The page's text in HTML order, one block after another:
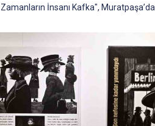
İnsanı Kafka", Muratpaşa’da